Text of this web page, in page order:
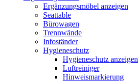
Ergänzungsmöbel anzeigen
Seattable
Bürowagen
Trennwände
Infoständer
Hygieneschutz
Hygieneschutz anzeigen
Luftreiniger
Hinweismarkierung